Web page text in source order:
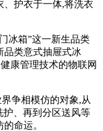
、护衣于一体,将洗衣
冰箱”这一新生品类
品类意式抽屉式冰
康管理技术的物联网
争相模仿的对象,从
、再到分区送风等
命运。